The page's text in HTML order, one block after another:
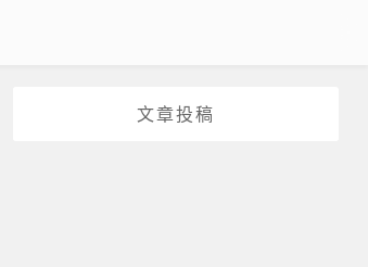
文章投稿